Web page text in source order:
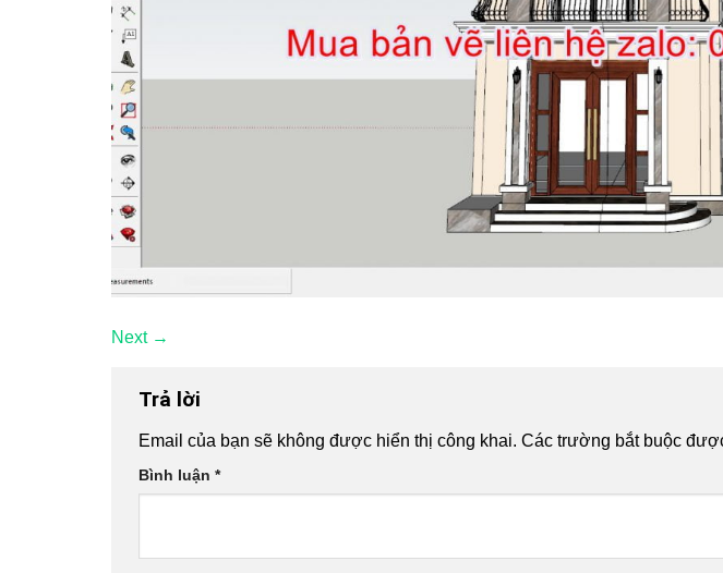
Next →
Trả lời
Email của bạn sẽ không được hiển thị công khai. Các trường bắt buộc
Bình luận *